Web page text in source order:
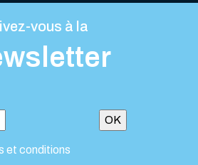
vous à la
et conditions